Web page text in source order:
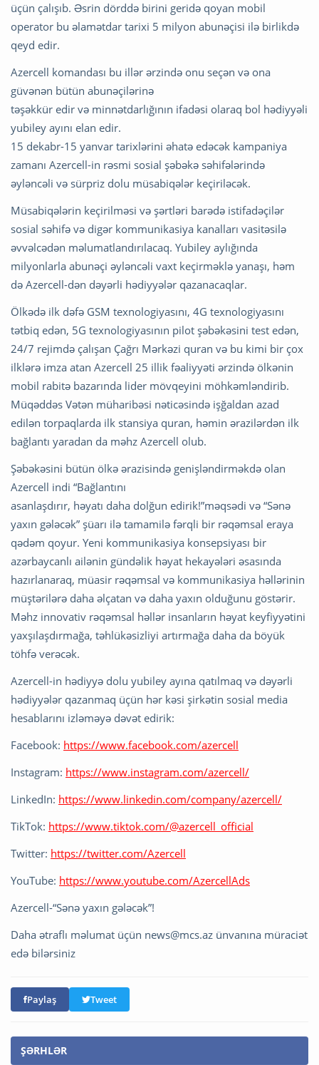
üçün çalışıb. Əsrin dörddə birini geridə qoyan mobil
operator bu əlamətdar tarixi 5 milyon abunəçisi ilə birlikdə
qeyd edir.
Azercell komandası bu illər ərzində onu seçən və ona
güvənən bütün abunəçilərinə
təşəkkür edir və minnətdarlığının ifadəsi olaraq bol hədiyyəli
yubiley ayını elan edir.
15 dekabr-15 yanvar tarixlərini əhatə edəcək kampaniya
zamanı Azercell-in rəsmi sosial şəbəkə səhifələrində
əyləncəli və sürpriz dolu müsabiqələr keçiriləcək.
Müsabiqələrin keçirilməsi və şərtləri barədə istifadəçilər
sosial səhifə və digər kommunikasiya kanalları vasitəsilə
əvvəlcədən məlumatlandırılacaq. Yubiley aylığında
milyonlarla abunəçi əyləncəli vaxt keçirməklə yanaşı, həm
də Azercell-dən dəyərli hədiyyələr qazanacaqlar.
Ölkədə ilk dəfə GSM texnologiyasını, 4G texnologiyasını
tətbiq edən, 5G texnologiyasının pilot şəbəkəsini test edən,
24/7 rejimdə çalışan Çağrı Mərkəzi quran və bu kimi bir çox
ilklərə imza atan Azercell 25 illik fəaliyyəti ərzində ölkənin
mobil rabitə bazarında lider mövqeyini möhkəmləndirib.
Müqəddəs Vətən müharibəsi nəticəsində işğaldan azad
edilən torpaqlarda ilk stansiya quran, həmin ərazilərdən ilk
bağlantı yaradan da məhz Azercell olub.
Şəbəkəsini bütün ölkə ərazisində genişləndirməkdə olan
Azercell indi “Bağlantını
asanlaşdırır, həyatı daha dolğun edirik!”məqsədi və “Sənə
yaxın gələcək” şüarı ilə tamamilə fərqli bir rəqəmsal eraya
qədəm qoyur. Yeni kommunikasiya konsepsiyası bir
azərbaycanlı ailənin gündəlik həyat hekayələri əsasında
hazırlanaraq, müasir rəqəmsal və kommunikasiya həllərinin
müştərilərə daha əlçatan və daha yaxın olduğunu göstərir.
Məhz innovativ rəqəmsal həllər insanların həyat keyfiyyətini
yaxşılaşdırmağa, təhlükəsizliyi artırmağa daha da böyük
töhfə verəcək.
Azercell-in hədiyyə dolu yubiley ayına qatılmaq və dəyərli
hədiyyələr qazanmaq üçün hər kəsi şirkətin sosial media
hesablarını izləməyə dəvət edirik:
Facebook: https://www.facebook.com/azercell
Instagram: https://www.instagram.com/azercell/
LinkedIn: https://www.linkedin.com/company/azercell/
TikTok: https://www.tiktok.com/@azercell_official
Twitter: https://twitter.com/Azercell
YouTube: https://www.youtube.com/AzercellAds
Azercell-“Sənə yaxın gələcək”!
Daha ətraflı məlumat üçün news@mcs.az ünvanına müraciət
edə bilərsiniz
Paylaş Tweet
ŞƏRHLƏR